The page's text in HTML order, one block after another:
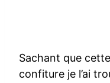
Sachant que
confiture je l’ai